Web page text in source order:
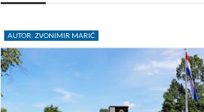
AUTOR: ZVONIMIR MARIĆ